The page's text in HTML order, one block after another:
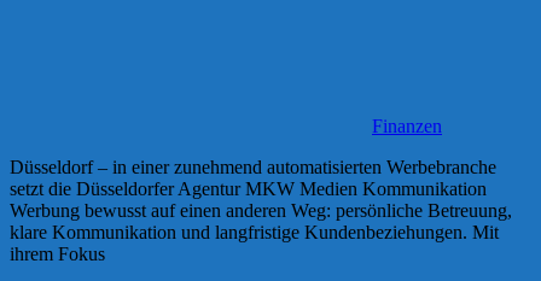
Finanzen
Düsseldorf – in einer zunehmend automatisierten Werbebranche
setzt die Düsseldorfer Agentur MKW Medien Kommunikation
Werbung bewusst auf einen anderen Weg: persönliche Betreuung,
klare Kommunikation und langfristige Kundenbeziehungen. Mit
ihrem Fokus